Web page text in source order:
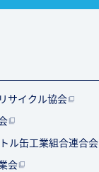
サイクル協会
ル缶工業組合連合会
会